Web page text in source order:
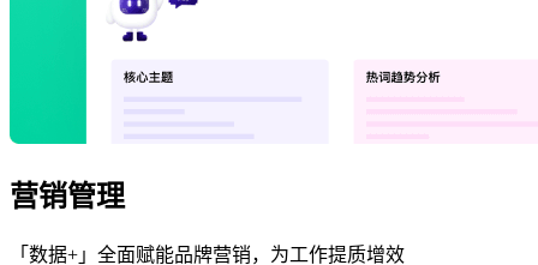
营销管理
「数据+」全面赋能品牌营销，为工作提质增效